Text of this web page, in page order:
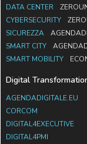
DATA CENTER
CYBERSECURITY
SICUREZZA
SMART CITY
SMART MOBILITY
Digital
AGENDADIGITALE.EU
CORCOM
DIGITAL4EXECUTIVE
DIGITAL4PMI